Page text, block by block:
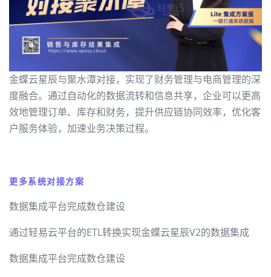
金蝶云星辰与聚水潭对接，实现了财务管理与电商管理的深
度融合。通过自动化的数据流转和信息共享，企业可以更高
效地管理订单、库存和财务，提升供应链协同效率，优化客
户服务体验，加速业务决策过程。
更多系统对接方案
数据集成平台完成数仓建设
通过轻易云平台的ETL转换实现金蝶云星辰V2的数据集成
数据集成平台完成数仓建设